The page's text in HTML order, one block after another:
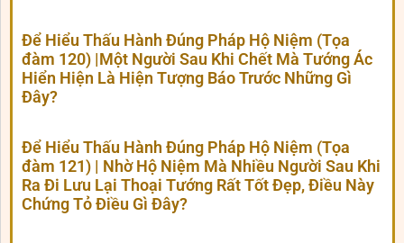
Để Hiểu Thấu Hành Đúng Pháp Hộ Niệm (Tọa
đàm 120) |Một Người Sau Khi Chết Mà Tướng Ác
Hiển Hiện Là Hiện Tượng Báo Trước Những Gì
Đây?
Để Hiểu Thấu Hành Đúng Pháp Hộ Niệm (Tọa
đàm 121) | Nhờ Hộ Niệm Mà Nhiều Người Sau Khi
Ra Đi Lưu Lại Thoại Tướng Rất Tốt Đẹp, Điều Này
Chứng Tỏ Điều Gì Đây?